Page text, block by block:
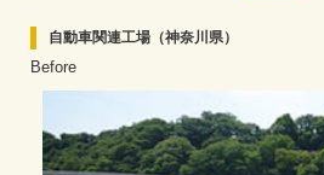
自動車関連工場（神奈川県）
Before